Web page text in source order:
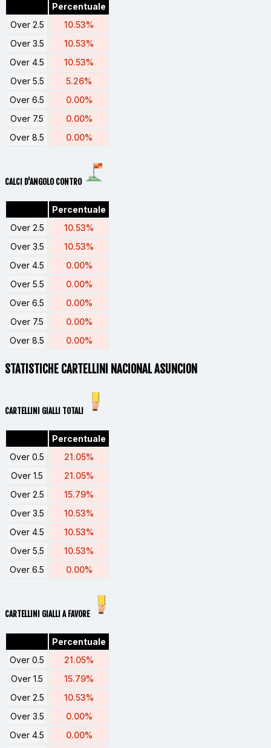
Percentuale
Over 2.5
10.53%
Over 3.5
10.53%
Over 4.5
10.53%
Over 5.5
5.26%
Over 6.5
0.00%
Over 7.5
0.00%
Over 8.5
0.00%
CALCI D'ANGOLO CONTRO
Percentuale
Over 2.5
10.53%
Over 3.5
10.53%
Over 4.5
0.00%
Over 5.5
0.00%
Over 6.5
0.00%
Over 7.5
0.00%
Over 8.5
0.00%
STATISTICHE CARTELLINI NACIONAL ASUNCION
CARTELLINI GIALLI TOTALI
Percentuale
Over 0.5
21.05%
Over 1.5
21.05%
Over 2.5
15.79%
Over 3.5
10.53%
Over 4.5
10.53%
Over 5.5
10.53%
Over 6.5
0.00%
CARTELLINI GIALLI A FAVORE
Percentuale
Over 0.5
21.05%
Over 1.5
15.79%
Over 2.5
10.53%
Over 3.5
0.00%
Over 4.5
0.00%